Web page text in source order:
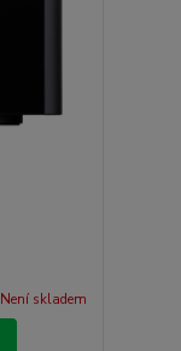
Není skladem